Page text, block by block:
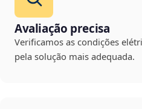
Avaliação precisa
Verificamos as condições
pela solução mais adequada.